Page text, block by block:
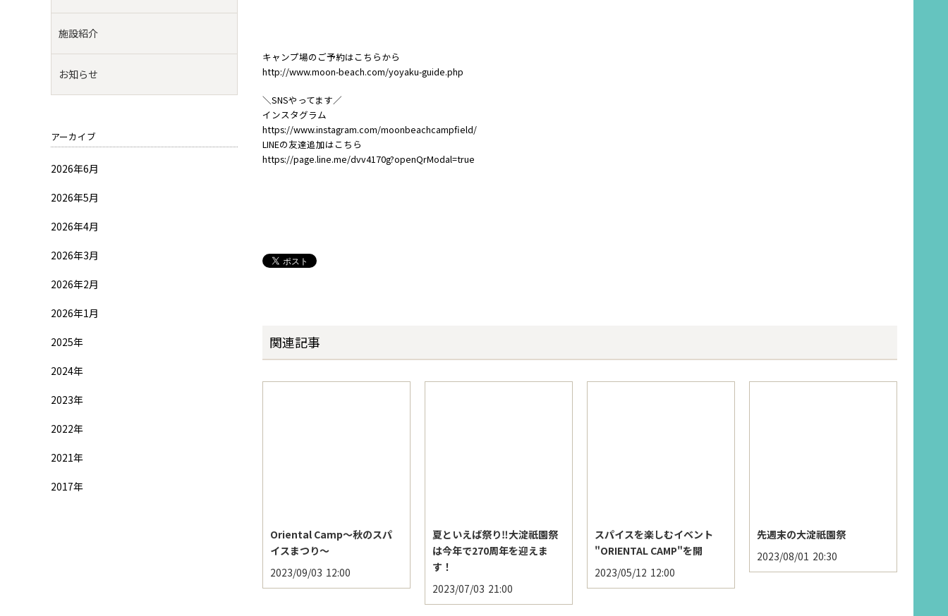
施設紹介
お知らせ
アーカイブ
2026年6月
2026年5月
2026年4月
2026年3月
2026年2月
2026年1月
2025年
2024年
2023年
2022年
2021年
2017年
キャンプ場のご予約はこちらから
http://www.moon-beach.com/yoyaku-guide.php
＼SNSやってます／
インスタグラム
https://www.instagram.com/moonbeachcampfield/
LINEの友達追加はこちら
https://page.line.me/dvv4170g?openQrModal=true
関連記事
Oriental Camp〜秋のスパ
イスまつり〜
2023/09/03 12:00
夏といえば祭り‼️大淀祇園祭
は今年で270周年を迎えま
す！
2023/07/03 21:00
スパイスを楽しむイベント
"ORIENTAL CAMP"を開
2023/05/12 12:00
先週末の大淀祇園祭
2023/08/01 20:30